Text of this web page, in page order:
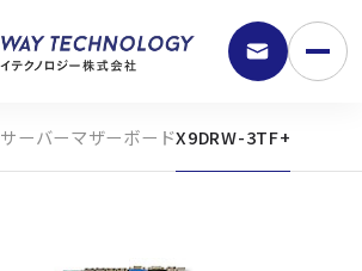
サーバーマザーボードX9DRW-3TF+